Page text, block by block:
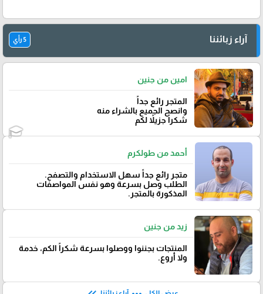
آراء زبائننا 5 رأي
امين من جنين
المتجر رائع جداً
وانصح الجميع بالشراء منه
شكراً جزيلاً لكم
أحمد من طولكرم
متجر رائع جداً سهل الاستخدام والتصفح.
الطلب وصل بسرعة وهو نفس المواصفات
المذكورة بالمتجر.
زيد من جنين
المنتجات بجننوا ووصلوا بسرعة شكراً الكم٬ خدمة
ولا أروع.